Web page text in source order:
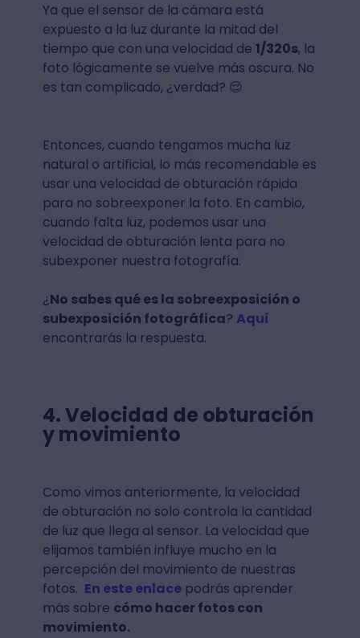
Ya que el sensor de la cámara está
expuesto a la luz durante la mitad del
tiempo que con una velocidad de 1/320s, la
foto lógicamente se vuelve más oscura. No
es tan complicado, ¿verdad? 😌
Entonces, cuando tengamos mucha luz
natural o artificial, lo más recomendable es
usar una velocidad de obturación rápida
para no sobreexponer la foto. En cambio,
cuando falta luz, podemos usar una
velocidad de obturación lenta para no
subexponer nuestra fotografía.
¿No sabes qué es la sobreexposición o
subexposición fotográfica? Aquí
encontrarás la respuesta.
4.Velocidad de obturación
y movimiento
Como vimos anteriormente, la velocidad
de obturación no solo controla la cantidad
de luz que llega al sensor. La velocidad que
elijamos también influye mucho en la
percepción del movimiento de nuestras
fotos. En este enlacepodrás aprender
más sobre cómo hacer fotos con
movimiento.